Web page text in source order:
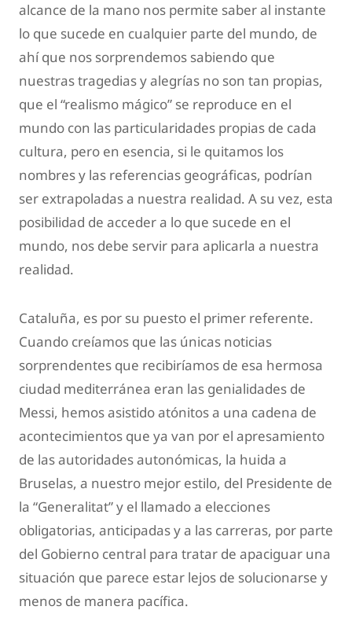
alcance de la mano nos permite saber al instante
lo que sucede en cualquier parte del mundo, de
ahí que nos sorprendemos sabiendo que
nuestras tragedias y alegrías no son tan propias,
que el “realismo mágico” se reproduce en el
mundo con las particularidades propias de cada
cultura, pero en esencia, si le quitamos los
nombres y las referencias geográficas, podrían
ser extrapoladas a nuestra realidad. A su vez, esta
posibilidad de acceder a lo que sucede en el
mundo, nos debe servir para aplicarla a nuestra
realidad.
Cataluña, es por su puesto el primer referente.
Cuando creíamos que las únicas noticias
sorprendentes que recibiríamos de esa hermosa
ciudad mediterránea eran las genialidades de
Messi, hemos asistido atónitos a una cadena de
acontecimientos que ya van por el apresamiento
de las autoridades autonómicas, la huida a
Bruselas, a nuestro mejor estilo, del Presidente de
la “Generalitat” y el llamado a elecciones
obligatorias, anticipadas y a las carreras, por parte
del Gobierno central para tratar de apaciguar una
situación que parece estar lejos de solucionarse y
menos de manera pacífica.